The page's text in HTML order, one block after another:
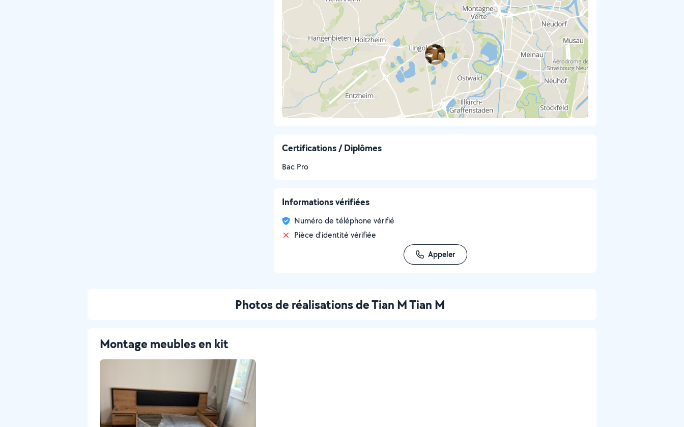
Certifications / Diplômes
Bac Pro
Informations vérifiées
Numéro de téléphone vérifié
Pièce d'identité vérifiée
Appeler
Photos de réalisations de Tian M Tian M
Montage meubles en kit